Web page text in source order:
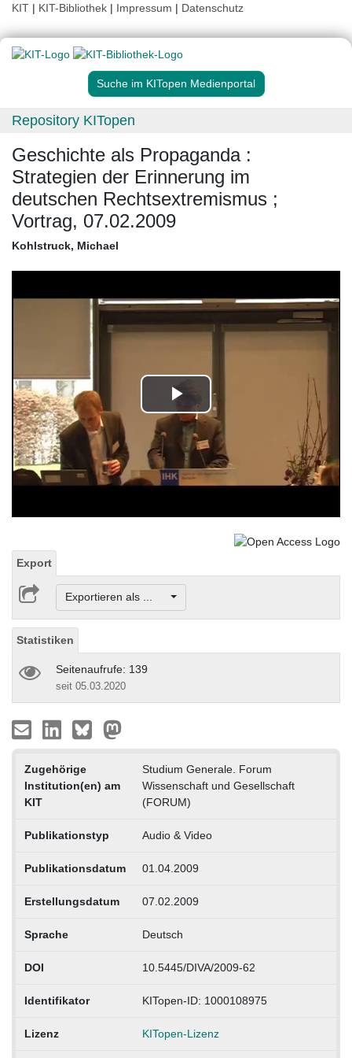
KIT | KIT-Bibliothek | Impressum | Datenschutz
Suche im KITopen Medienportal
Repository KITopen
Geschichte als Propaganda :
Strategien der Erinnerung im
deutschen Rechtsextremismus ;
Vortrag, 07.02.2009
Kohlstruck, Michael
Play
Video
Export
Exportieren als ...
Statistiken
Seitenaufrufe: 139
seit 05.03.2020
Zugehörige
Institution(en) am
KIT
Studium Generale. Forum
Wissenschaft und Gesellschaft
(FORUM)
Publikationstyp Audio & Video
Publikationsdatum 01.04.2009
Erstellungsdatum 07.02.2009
Sprache Deutsch
DOI 10.5445/DIVA/2009-62
Identifikator KITopen-ID: 1000108975
Lizenz KITopen-Lizenz